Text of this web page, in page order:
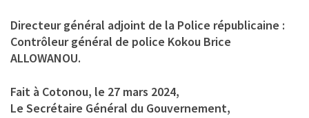
Directeur général adjoint de la Police républicaine :
Contrôleur général de police Kokou Brice
ALLOWANOU.
Fait à Cotonou, le 27 mars 2024,
Le Secrétaire Général du Gouvernement,